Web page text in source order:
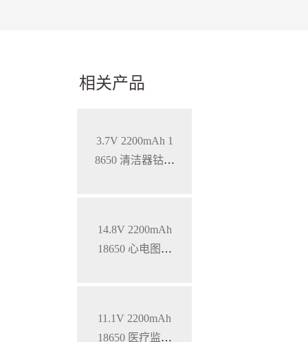
相关产品
3.7V 2200mAh 1
8650 清洁器钴酸
14.8V 2200mAh
18650 心电图机
11.1V 2200mAh
18650 医疗监护